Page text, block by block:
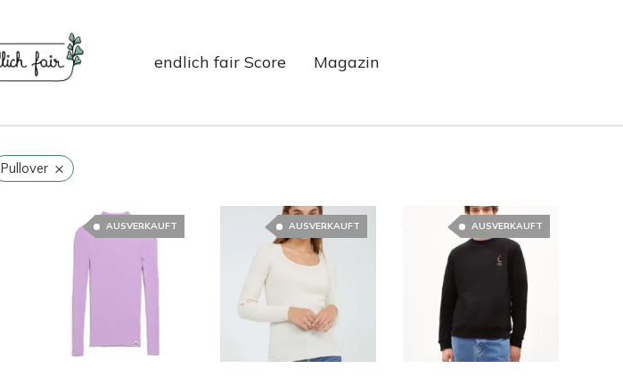
endlich fair Score Magazin
Pullover ×
AUSVERKAUFT AUSVERKAUFT AUSVERKAUFT